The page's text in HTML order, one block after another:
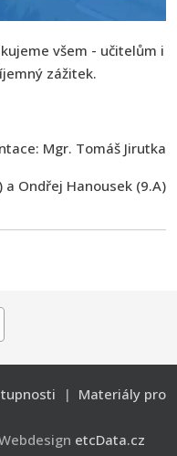
všem - učitelům i
zážitek.
Mgr. Tomáš Jirutka
a Ondřej Hanousek (9.A)
| Materiály pro
etcData.cz